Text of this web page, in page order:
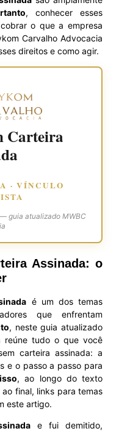
, conhecer esses
o que a empresa
Carvalho Advocacia
direitos e como agir.
Carteira
· VÍNCULO
guia atualizado MWBC
Assinada: o
é um dos temas
que enfrentam
, neste guia atualizado
reúne tudo o que você
carteira assinada: a
e o passo a passo para
, ao longo do texto
final, links para temas
este artigo.
e fui demitido,